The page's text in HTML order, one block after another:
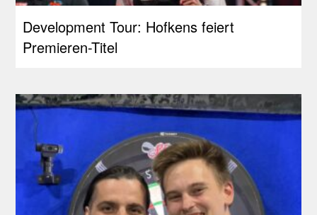
Development Tour: Hofkens feiert
Premieren-Titel